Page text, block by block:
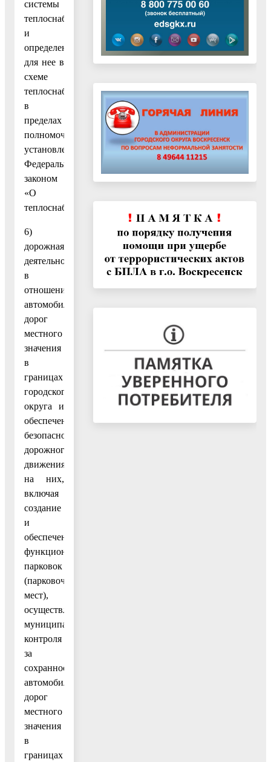
системы
теплоснабжения
и
определенных
для нее в
схеме
теплоснабжения
в
пределах
полномочий,
установленных
Федеральным
законом
«О
теплоснабжении»;
6)
дорожная
деятельность
в
отношении
автомобильных
дорог
местного
значения
в
границах
городского
округа и
обеспечение
безопасности
дорожного
движения
на них,
включая
создание
и
обеспечение
функционирования
парковок
(парковочных
мест),
осуществление
муниципального
контроля
за
сохранностью
автомобильных
дорог
местного
значения
в
границах